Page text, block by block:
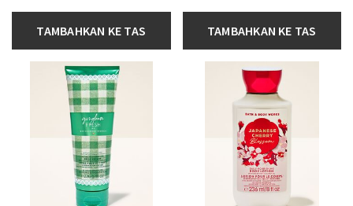
TAMBAHKAN KE TAS TAMBAHKAN KE TAS